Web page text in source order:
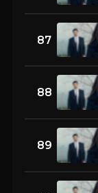
87
88
89